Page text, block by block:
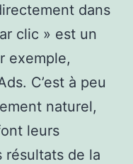
dans
clic » est un
exemple,
C’est à peu
naturel,
leurs
résultats de la